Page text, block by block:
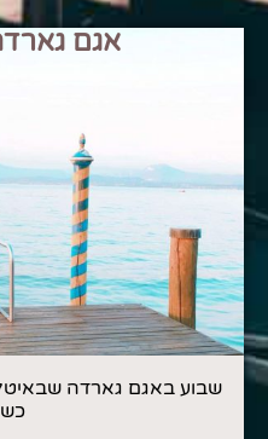
אגם
שבוע באגם גארדה